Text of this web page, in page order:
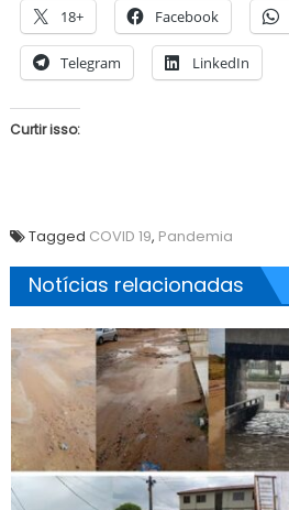
18+ Facebook
Telegram LinkedIn
Curtir isso:
Tagged COVID 19, Pandemia
Notícias relacionadas